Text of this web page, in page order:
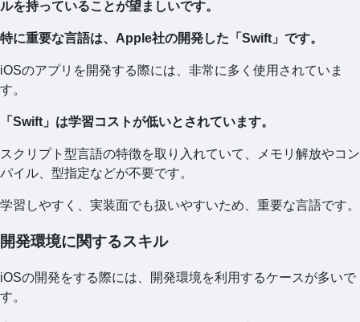
ルを持っていることが望ましいです。
特に重要な言語は、Apple社の開発した「Swift」です。
iOSのアプリを開発する際には、非常に多く使用されていま
す。
「Swift」は学習コストが低いとされています。
スクリプト型言語の特徴を取り入れていて、メモリ解放やコン
パイル、型指定などが不要です。
学習しやすく、実装面でも扱いやすいため、重要な言語です。
開発環境に関するスキル
iOSの開発をする際には、開発環境を利用するケースが多いで
す。